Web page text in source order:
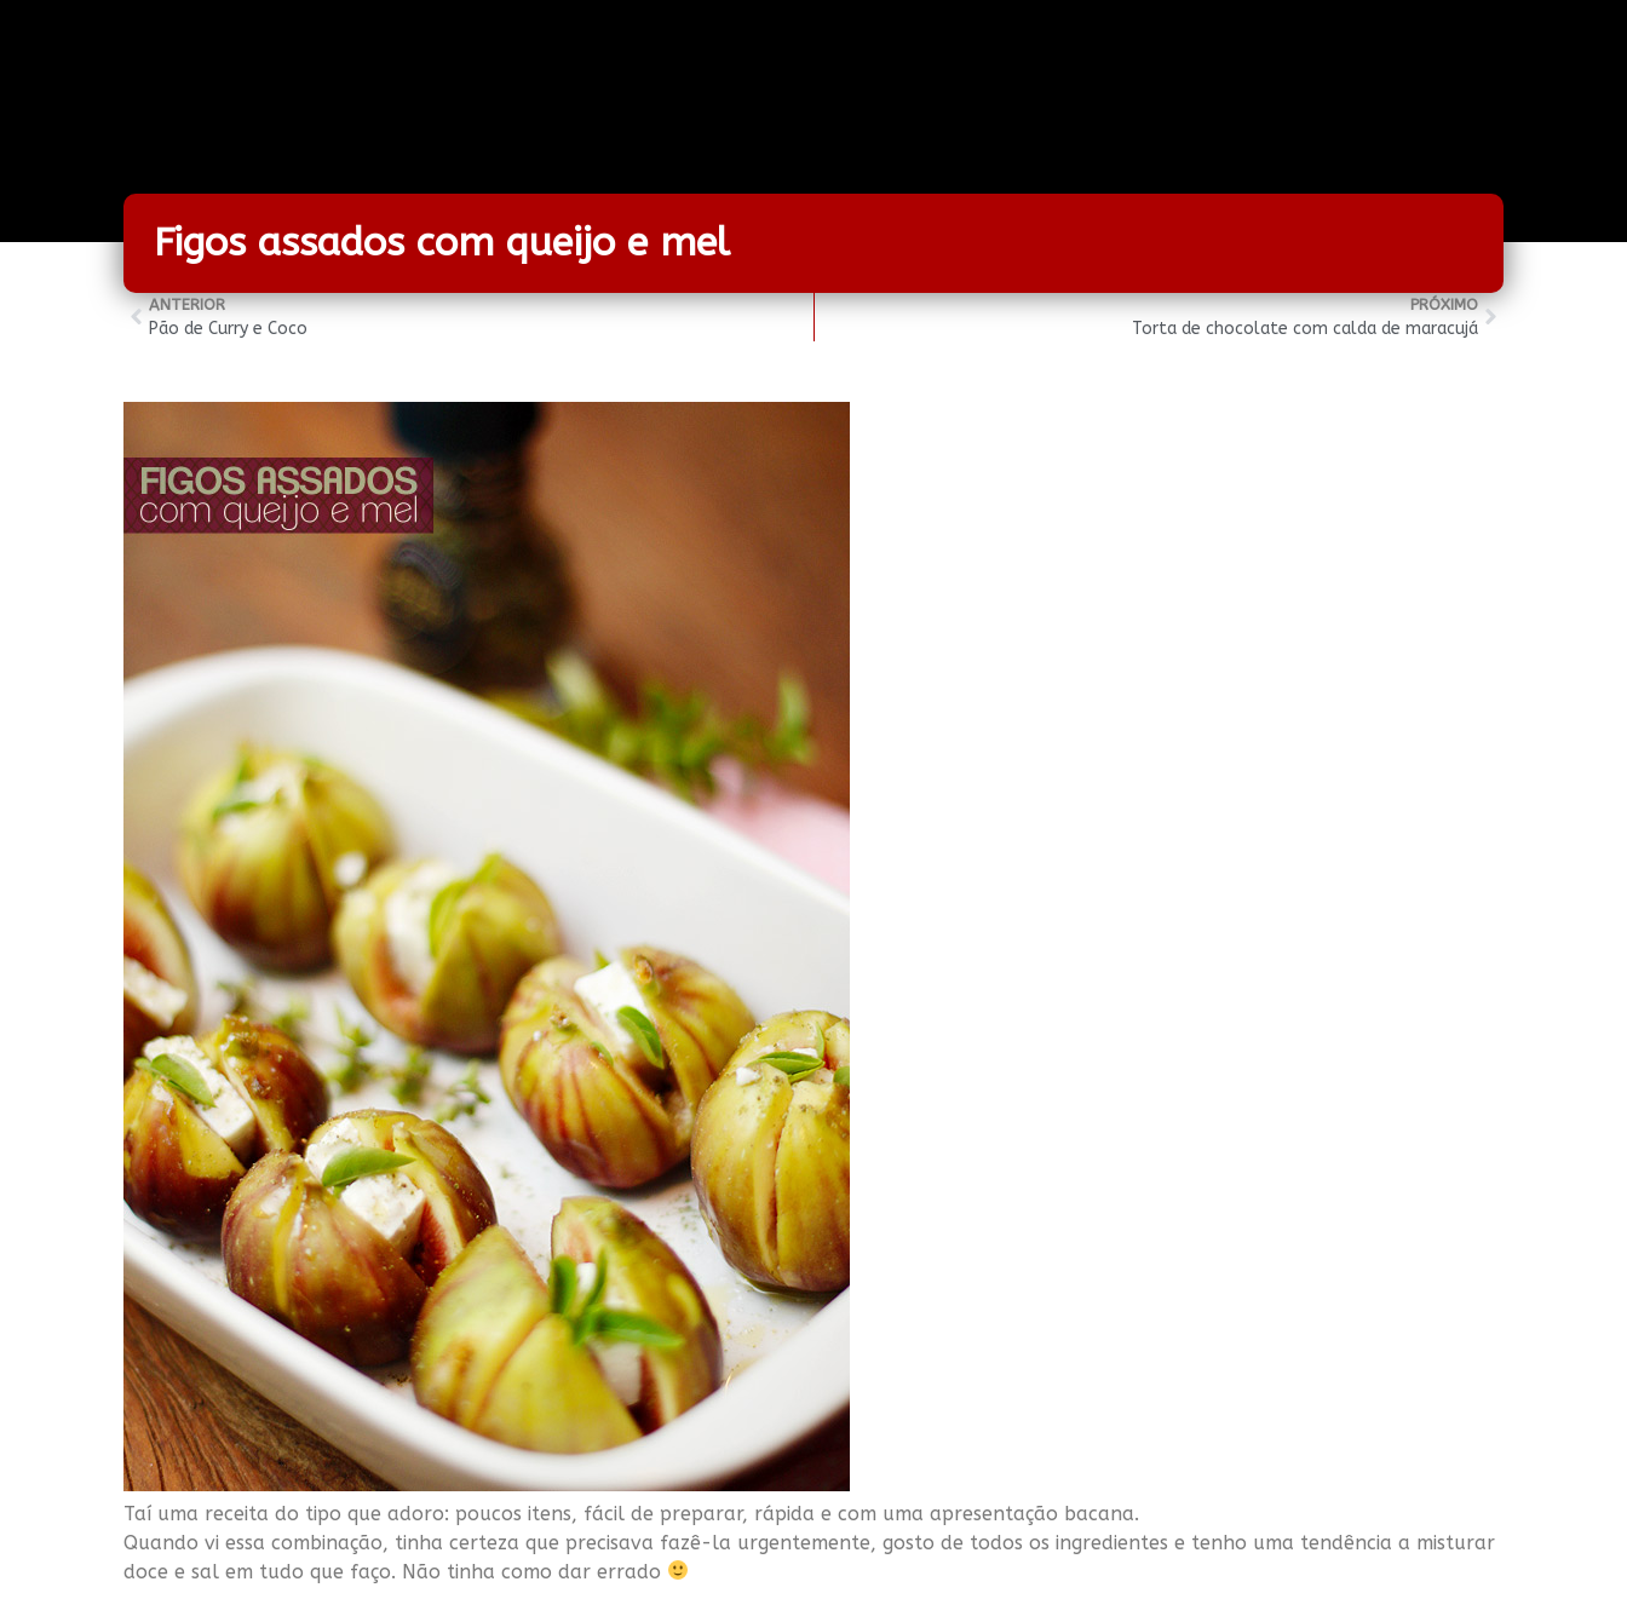
Figos assados com queijo e mel
ANTERIOR
Pão de Curry e Coco
PRÓXIMO
Torta de chocolate com calda de maracujá
Taí uma receita do tipo que adoro: poucos itens, fácil de preparar, rápida e com uma apresentação bacana.
Quando vi essa combinação, tinha certeza que precisava fazê-la urgentemente, gosto de todos os ingredientes e tenho uma tendência a misturar
doce e sal em tudo que faço. Não tinha como dar errado